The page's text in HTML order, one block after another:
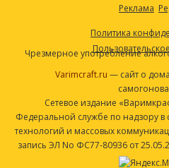
Реклама
Политика
Чрезмерное употребление
Varimcraft.ru — сайт о
Сетевое издание
Федеральной службе по надзору
технологий и массовых
запись ЭЛ No ФС77-80936 от